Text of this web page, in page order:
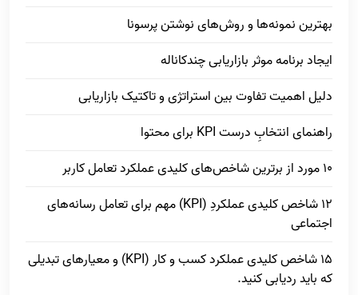
بهترین نمونه‌ها و روش‌های نوشتن پرسونا
ایجاد برنامه موثر بازاریابی چندکاناله
دلیل اهمیت تفاوت بین استراتژی و تاکتیک بازاریابی
راهنمای انتخابِ درست KPI برای محتوا
10 مورد از برترین شاخص‌های کلیدی عملکرد تعامل کاربر
12 شاخص کلیدی عملکردِ (KPI) مهم برای تعامل رسانه‌های
اجتماعی
15 شاخص کلیدی عملکرد کسب و کار (KPI) و معیارهای تبدیلی
که باید ردیابی کنید.